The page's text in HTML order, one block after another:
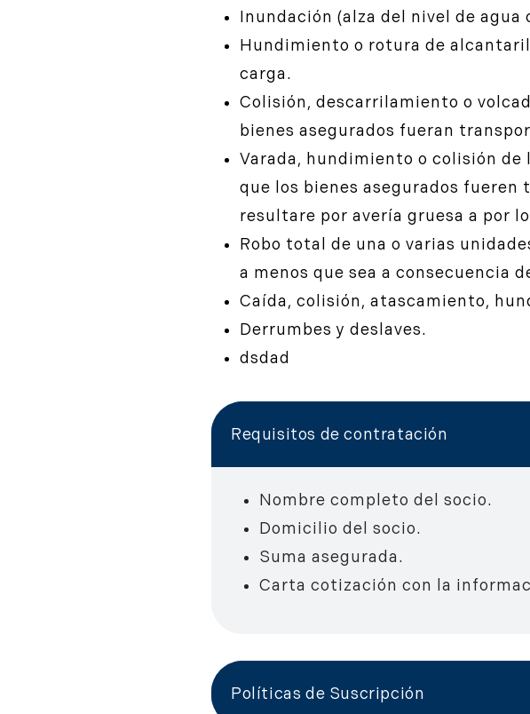
Inundación (alza del nivel de
Hundimiento o rotura de
carga.
Colisión, descarrilamiento o
bienes asegurados fueran
Varada, hundimiento o colisión de
que los bienes asegurados
resultare por avería gruesa a por
Robo total de una o varias
a menos que sea a consecuencia
Caída, colisión, atascamiento,
Derrumbes y deslaves.
dsdad
Requisitos de contratación
Nombre completo del socio.
Domicilio del socio.
Suma asegurada.
Carta cotización con la
Políticas de Suscripción